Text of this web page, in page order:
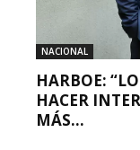
NACIONAL
HARBOE:
HACER
MÁS...